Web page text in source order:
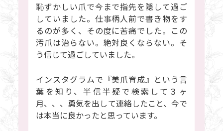
恥ずかしい爪で今まで指先を隠して過ご
していました。仕事柄人前で書き物をす
るのが多く、その度に苦痛でした。この
汚爪は治らない。絶対良くならない。そ
う信じて過ごしていました。
インスタグラムで『美爪育成』という言
葉を知り、半信半疑で検索して３ヶ
月、、、勇気を出して連絡したこと、今で
は本当に良かったと思っています。